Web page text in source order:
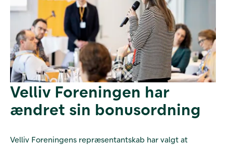
Velliv Foreningen har
ændret sin bonusordning
Velliv Foreningens repræsentantskab har valgt at